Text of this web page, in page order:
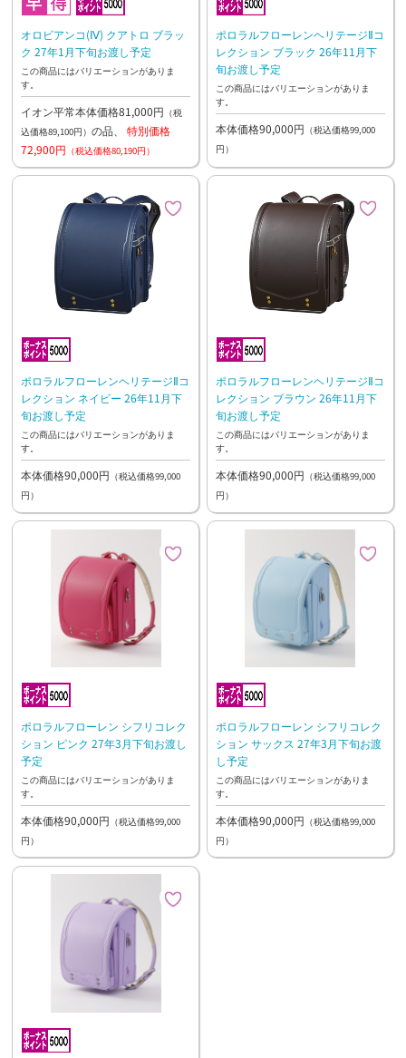
オロビアンコ(Ⅳ) クアトロ ブラッ
ク 27年1月下旬お渡し予定
この商品にはバリエーションがありま
す。
イオン平常本体価格81,000円 （税
込価格89,100円） の品、 特別価格
72,900円 （税込価格80,190円）
ポロラルフローレンヘリテージⅡコ
レクション ブラック 26年11月下
旬お渡し予定
この商品にはバリエーションがありま
す。
本体価格90,000円 （税込価格99,000
円）
ポロラルフローレンヘリテージⅡコ
レクション ネイビー 26年11月下
旬お渡し予定
この商品にはバリエーションがありま
す。
本体価格90,000円 （税込価格99,000
円）
ポロラルフローレンヘリテージⅡコ
レクション ブラウン 26年11月下
旬お渡し予定
この商品にはバリエーションがありま
す。
本体価格90,000円 （税込価格99,000
円）
ポロラルフローレン シフリコレク
ション ピンク 27年3月下旬お渡し
予定
この商品にはバリエーションがありま
す。
本体価格90,000円 （税込価格99,000
円）
ポロラルフローレン シフリコレク
ション サックス 27年3月下旬お渡
し予定
この商品にはバリエーションがありま
す。
本体価格90,000円 （税込価格99,000
円）